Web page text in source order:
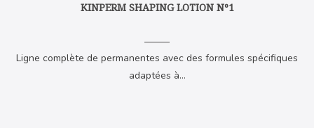
KINPERM SHAPING LOTION Nº1
Ligne complète de permanentes avec des formules spécifiques
adaptées à...